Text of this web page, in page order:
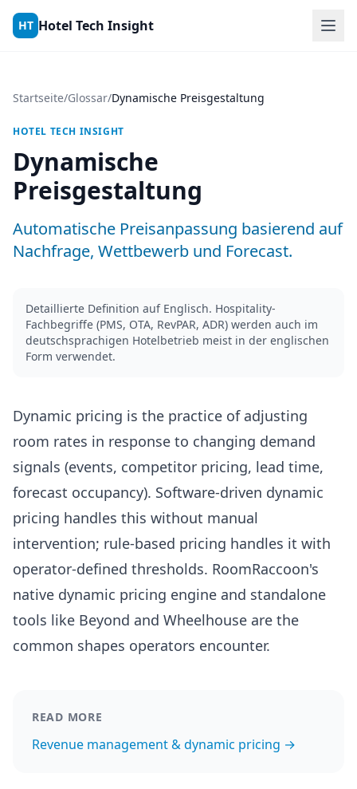
Skip to content
HT Hotel Tech Insight
Startseite/Glossar/Dynamische Preisgestaltung
HOTEL TECH INSIGHT
Dynamische
Preisgestaltung
Automatische Preisanpassung basierend auf
Nachfrage, Wettbewerb und Forecast.
Detaillierte Definition auf Englisch. Hospitality-
Fachbegriffe (PMS, OTA, RevPAR, ADR) werden auch im
deutschsprachigen Hotelbetrieb meist in der englischen
Form verwendet.
Dynamic pricing is the practice of adjusting
room rates in response to changing demand
signals (events, competitor pricing, lead time,
forecast occupancy). Software-driven dynamic
pricing handles this without manual
intervention; rule-based pricing handles it with
operator-defined thresholds. RoomRaccoon's
native dynamic pricing engine and standalone
tools like Beyond and Wheelhouse are the
common shapes operators encounter.
READ MORE
Revenue management & dynamic pricing →